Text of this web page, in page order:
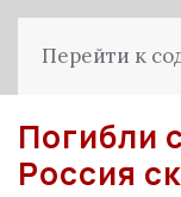
Перейти к
Погибли
Россия